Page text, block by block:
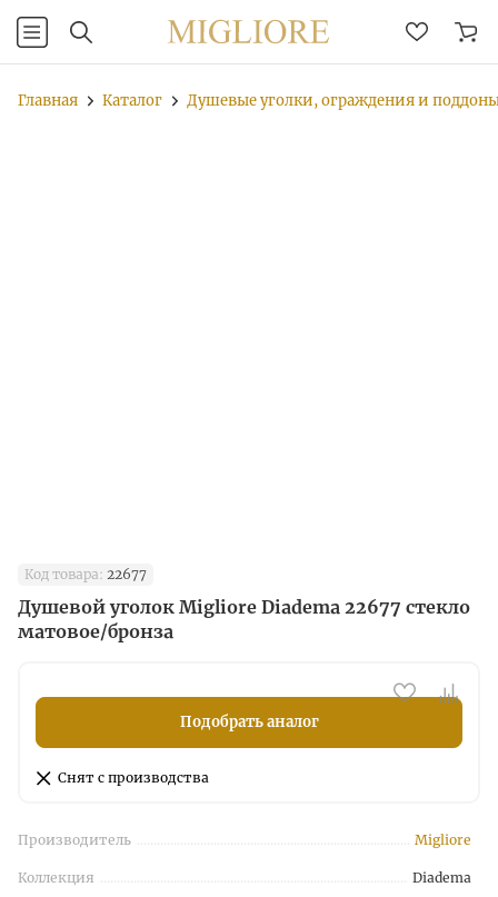
Главная Каталог Душевые уголки, ограждения и
Код товара: 22677
Душевой уголок Migliore Diadema 22677 стекло
матовое/бронза
Подобрать аналог
Снят с производства
Производитель Migliore
Коллекция Diadema